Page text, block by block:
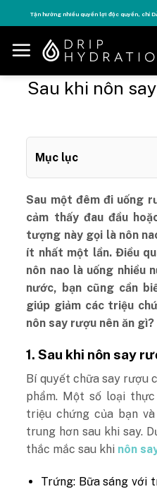
to
content
Tận hưởng nhiều quyền lợi độc quyền, chỉ
Sau khi nôn
Mục lục
Sau một đêm đi uống
cảm thấy đau đầu
tượng này gọi là nôn
ít nhất một lần. Điều
nôn nao là uống nhiều
nước, bạn cũng cần
giúp giảm các triệu
nôn say rượu nên ăn gì?
1. Sau khi nôn say
Bí quyết chữa say rượu
phẩm. Một số loại
triệu chứng của bạn
trung hơn sau khi say.
thắc mắc sau khi nôn
Trứng: Bữa sáng với